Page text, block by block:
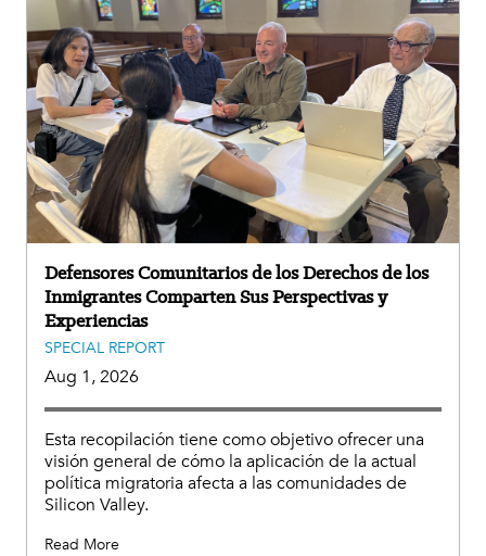
Defensores Comunitarios de los Derechos de los
Inmigrantes Comparten Sus Perspectivas y
Experiencias
SPECIAL REPORT
Aug 1, 2026
Esta recopilación tiene como objetivo ofrecer una
visión general de cómo la aplicación de la actual
política migratoria afecta a las comunidades de
Silicon Valley.
Read More